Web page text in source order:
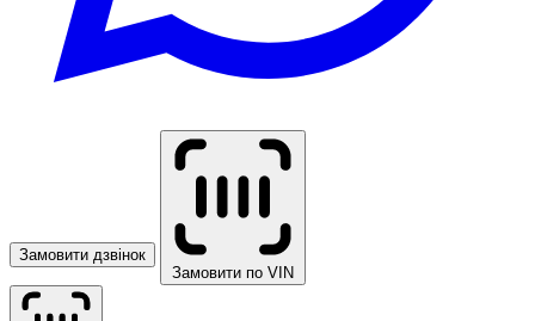
Замовити дзвінок
Замовити по VIN